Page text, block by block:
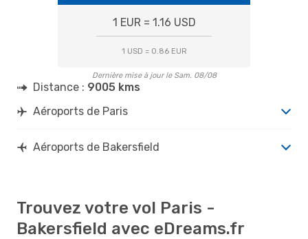
1 EUR = 1.16 USD
1 USD = 0.86 EUR
Dernière mise à jour le Sam. 08/08
Distance : 9005 kms
Aéroports de Paris
Aéroports de Bakersfield
Trouvez votre vol Paris -
Bakersfield avec eDreams.fr